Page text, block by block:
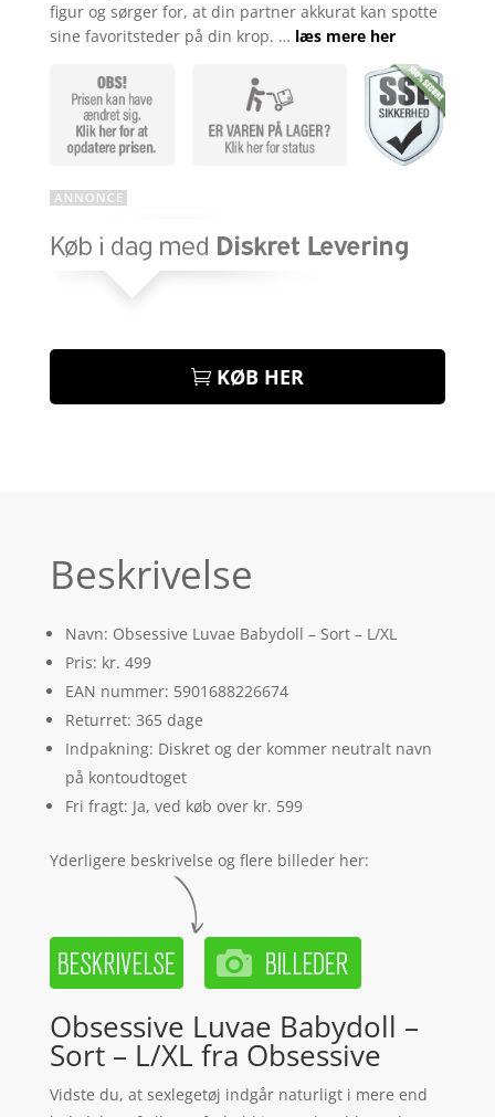
figur og sørger for, at din partner akkurat kan spotte
sine favoritsteder på din krop. … læs mere her
KØB HER
Beskrivelse
Navn: Obsessive Luvae Babydoll – Sort – L/XL
Pris: kr. 499
EAN nummer: 5901688226674
Returret: 365 dage
Indpakning: Diskret og der kommer neutralt navn
på kontoudtoget
Fri fragt: Ja, ved køb over kr. 599
Yderligere beskrivelse og flere billeder her:
Obsessive Luvae Babydoll –
Sort – L/XL fra Obsessive
Vidste du, at sexlegetøj indgår naturligt i mere end